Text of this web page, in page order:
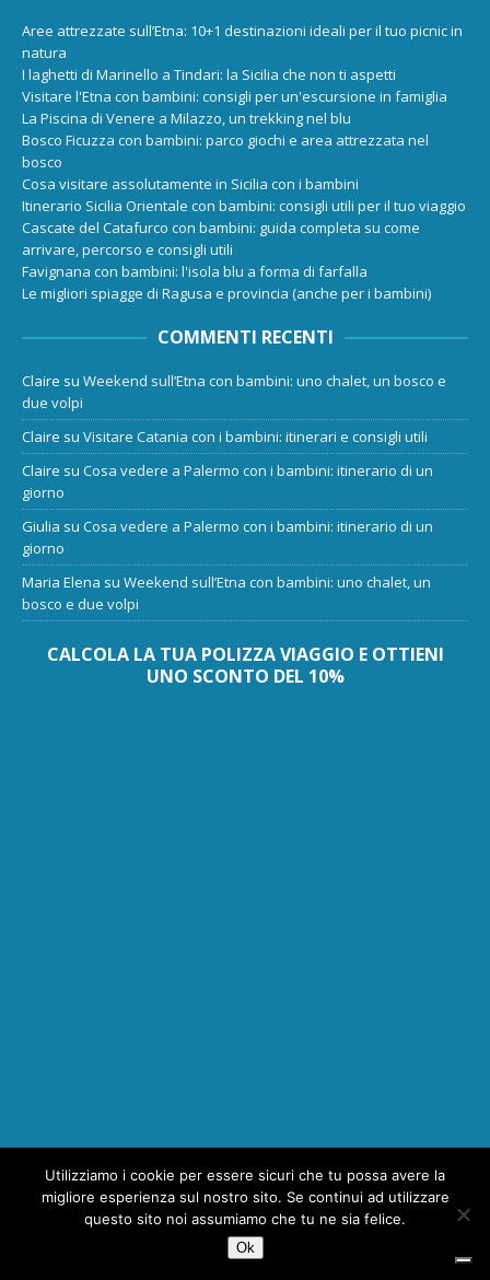
Aree attrezzate sull’Etna: 10+1 destinazioni ideali per il tuo picnic in
natura
I laghetti di Marinello a Tindari: la Sicilia che non ti aspetti
Visitare l'Etna con bambini: consigli per un'escursione in famiglia
La Piscina di Venere a Milazzo, un trekking nel blu
Bosco Ficuzza con bambini: parco giochi e area attrezzata nel
bosco
Cosa visitare assolutamente in Sicilia con i bambini
Itinerario Sicilia Orientale con bambini: consigli utili per il tuo viaggio
Cascate del Catafurco con bambini: guida completa su come
arrivare, percorso e consigli utili
Favignana con bambini: l'isola blu a forma di farfalla
Le migliori spiagge di Ragusa e provincia (anche per i bambini)
COMMENTI RECENTI
Claire su Weekend sull’Etna con bambini: uno chalet, un bosco e
due volpi
Claire su Visitare Catania con i bambini: itinerari e consigli utili
Claire su Cosa vedere a Palermo con i bambini: itinerario di un
giorno
Giulia su Cosa vedere a Palermo con i bambini: itinerario di un
giorno
Maria Elena su Weekend sull’Etna con bambini: uno chalet, un
bosco e due volpi
CALCOLA LA TUA POLIZZA VIAGGIO E OTTIENI
UNO SCONTO DEL 10%
Copyright © 2026 | MH Magazine WordPress Theme by
Utilizziamo i cookie per essere sicuri che tu possa avere la
migliore esperienza sul nostro sito. Se continui ad utilizzare
questo sito noi assumiamo che tu ne sia felice.
Ok